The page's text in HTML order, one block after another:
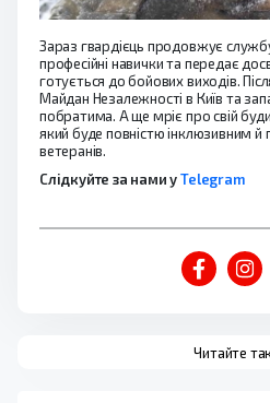
Зараз гвардієць продовжує
професійні навички та передає
готується до бойових виходів.
Майдан Незалежності в Київ та
побратима. А ще мріє про свій
який буде повністю інклюзивним
ветеранів.
Слідкуйте за нами уTelegram
Читайте